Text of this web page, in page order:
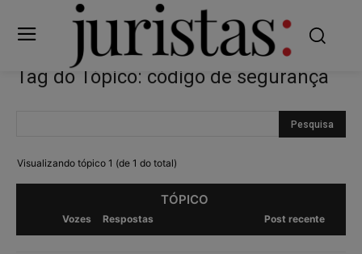
Tag do Tópico: código de segurança
Visualizando tópico 1 (de 1 do total)
TÓPICO
Vozes Respostas Post recente